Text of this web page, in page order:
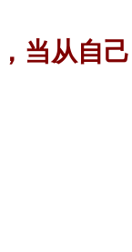
当从自